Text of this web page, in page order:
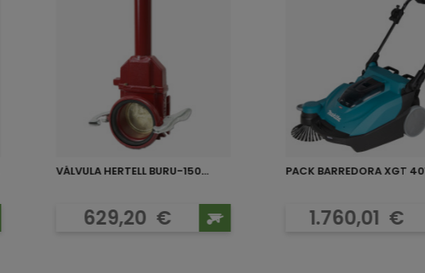
VÁLVULA HERTELL BURU-150...
Precio
629,20 € Precio
1.760,01 €